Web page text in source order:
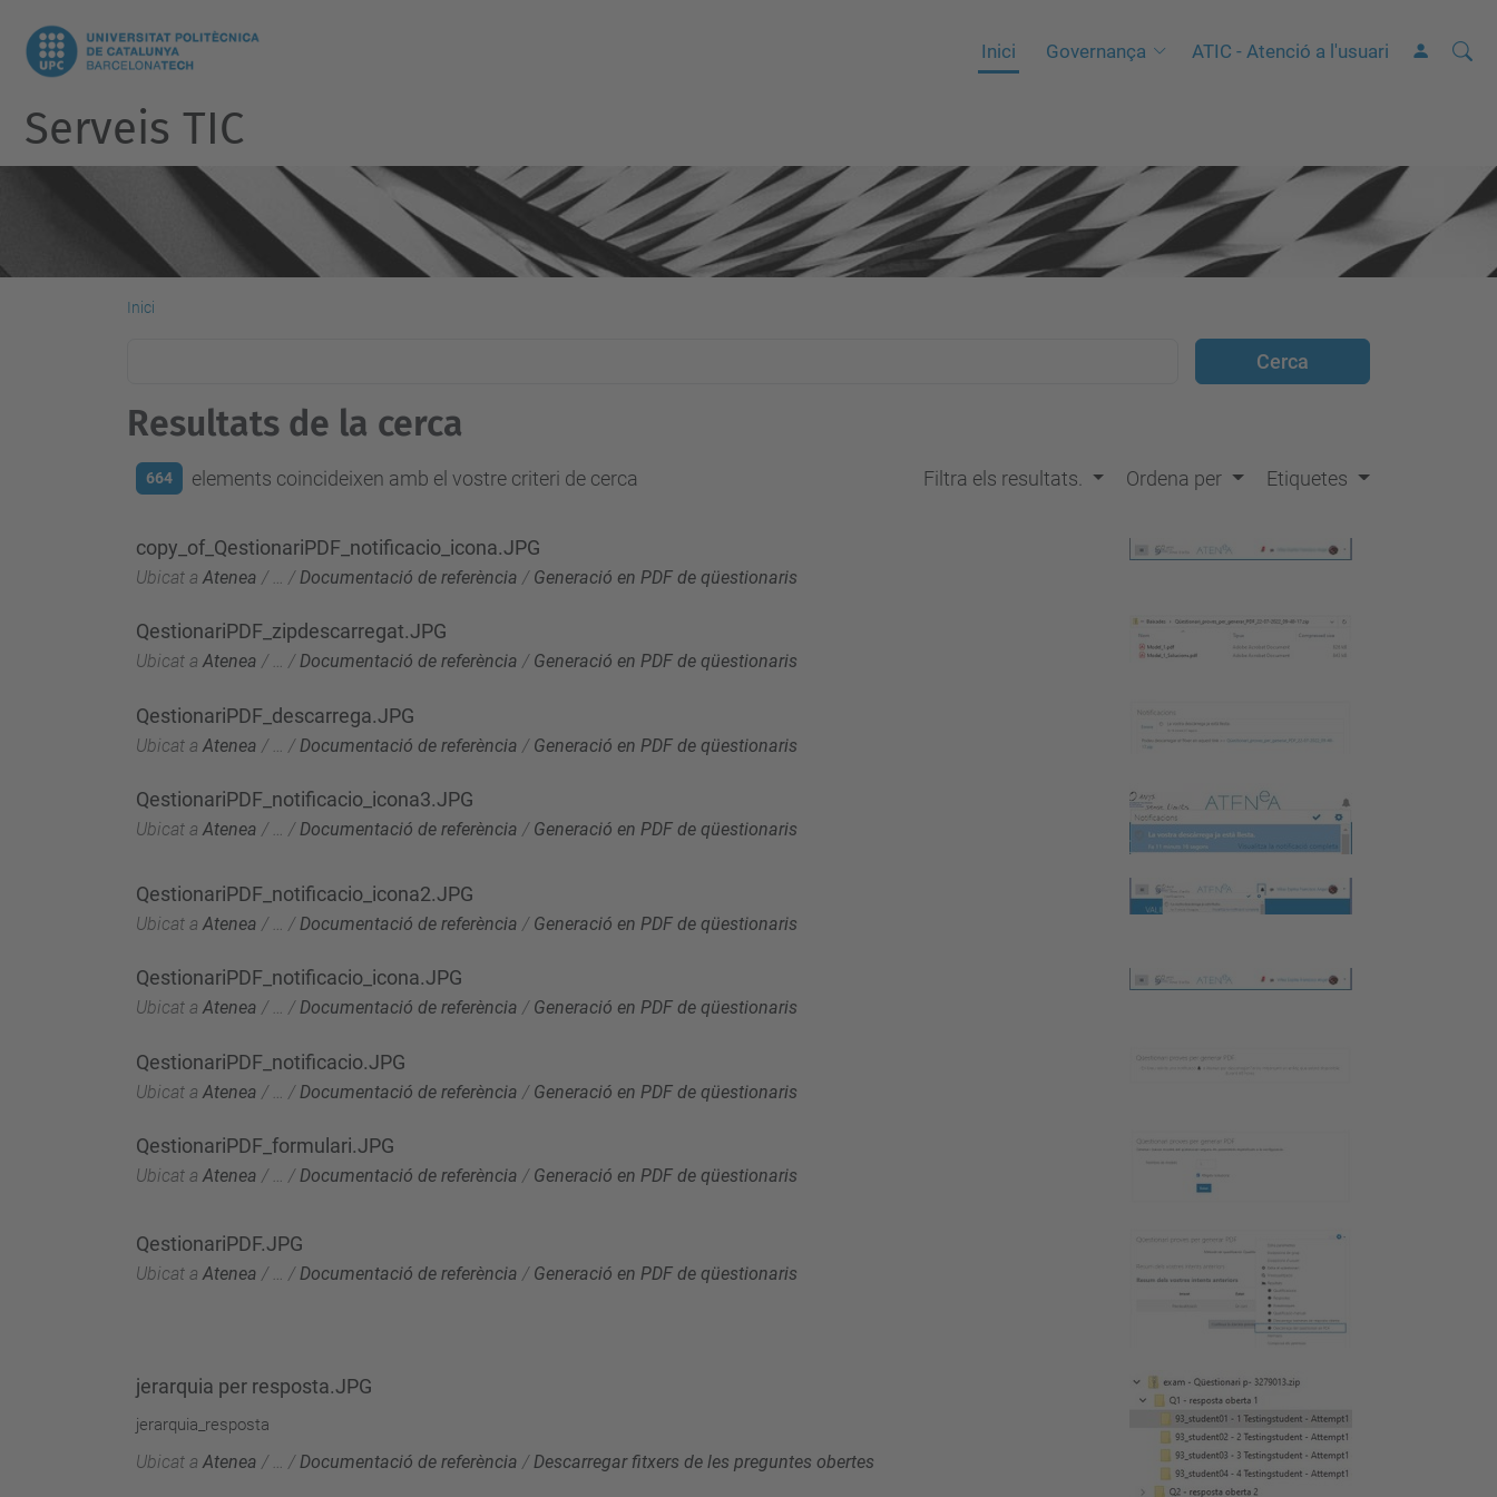
Inici Governança ATIC - Atenció a l'usuari Cerca
C
a
Serveis TIC
Inici
Resultats de la cerca
664 elements coincideixen amb el vostre criteri de cerca Filtra els resultats. Ordena per Etiquetes
copy_of_QestionariPDF_notificacio_icona.JPG
Ubicat a Atenea / / Documentació de referència / Generació en PDF de qüestionaris
QestionariPDF_zipdescarregat.JPG
Ubicat a Atenea / … /Documentació de referència / Generació en PDF de qüestionaris
QestionariPDF_descarrega.JPG
Ubicat a Atenea / / Documentació de referència / Generació en PDF de qüestionaris
QestionariPDF_notificacio_icona3.JPG
Ubicat a Atenea / … /Documentació de referència / Generació en PDF de qüestionaris
QestionariPDF_notificacio_icona2.JPG
Ubicat a Atenea / / Documentació de referència / Generació en PDF de qüestionaris
QestionariPDF_notificacio_icona.JPG
Ubicat a Atenea / … /Documentació de referència / Generació en PDF de qüestionaris
QestionariPDF_notificacio.JPG
Ubicat a Atenea / / Documentació de referència / Generació en PDF de qüestionaris
QestionariPDF_formulari.JPG
Ubicat a Atenea / … /Documentació de referència / Generació en PDF de qüestionaris
QestionariPDF.JPG
Ubicat a Atenea / / Documentació de referència / Generació en PDF de qüestionaris
jerarquia per resposta.JPG
jerarquia_resposta
Ubicat a Atenea / … /Documentació de referència /Descarregar fitxers de les preguntes obertes